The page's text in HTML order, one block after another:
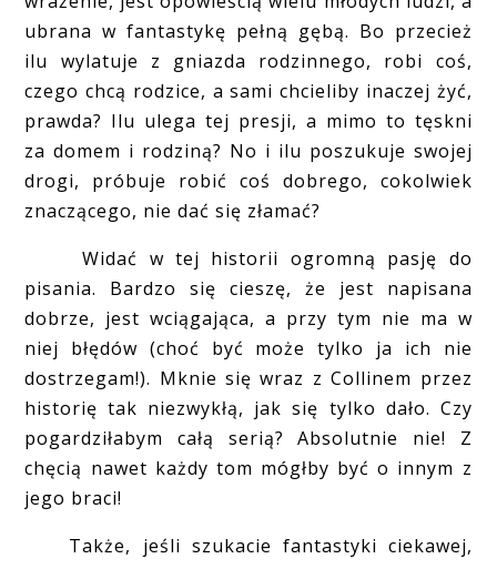
ubrana w fantastykę pełną gębą. Bo przecież
ilu wylatuje z gniazda rodzinnego, robi coś,
czego chcą rodzice, a sami chcieliby inaczej żyć,
prawda? Ilu ulega tej presji, a mimo to tęskni
za domem i rodziną? No i ilu poszukuje swojej
drogi, próbuje robić coś dobrego, cokolwiek
znaczącego, nie dać się złamać?
Widać w tej historii ogromną pasję do
pisania. Bardzo się cieszę, że jest napisana
dobrze, jest wciągająca, a przy tym nie ma w
niej błędów (choć być może tylko ja ich nie
dostrzegam!). Mknie się wraz z Collinem przez
historię tak niezwykłą, jak się tylko dało. Czy
pogardziłabym całą serią? Absolutnie nie! Z
chęcią nawet każdy tom mógłby być o innym z
jego braci!
Także, jeśli szukacie fantastyki ciekawej,